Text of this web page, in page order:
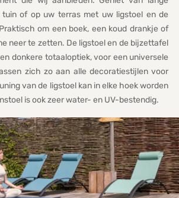
tuin of op uw terras met uw ligstoel en de
om een boek, een koud drankje of
neer te zetten. De ligstoel en de bijzettafel
donkere totaaloptiek, voor een universele
zich zo aan alle decoratiestijlen voor
van de ligstoel kan in elke hoek worden
is ook zeer water- en UV-bestendig.